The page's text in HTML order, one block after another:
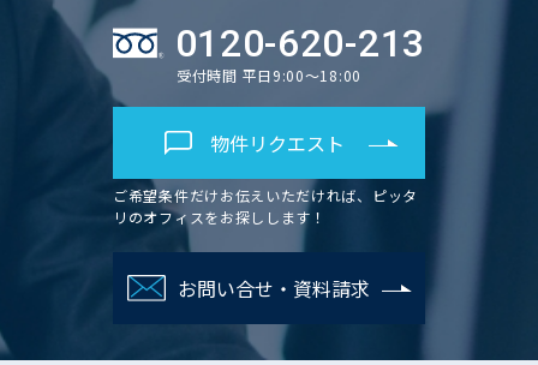
0120-620-213
受付時間 平日9:00～18:00
物件リクエスト
ご希望条件だけお伝えいただければ、ピッタ
リのオフィスをお探しします！
お問い合せ・資料請求